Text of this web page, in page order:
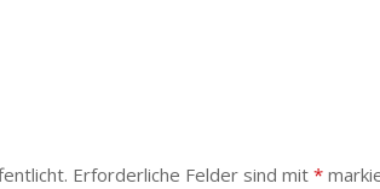
Erforderliche Felder sind mit *